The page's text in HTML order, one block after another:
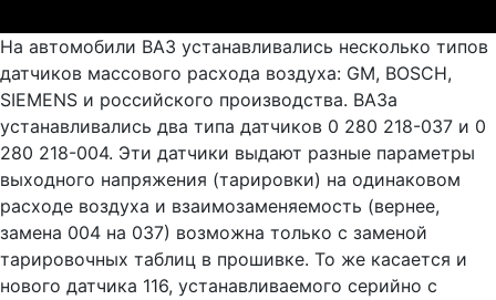
На автомобили ВАЗ устанавливались несколько типов
датчиков массового расхода воздуха: GM, BOSCH,
SIEMENS и российского производства. ВАЗа
устанавливались два типа датчиков 0 280 218-037 и 0
280 218-004. Эти датчики выдают разные параметры
выходного напряжения (тарировки) на одинаковом
расходе воздуха и взаимозаменяемость (вернее,
замена 004 на 037) возможна только с заменой
тарировочных таблиц в прошивке. То же касается и
нового датчика 116, устанавливаемого серийно с